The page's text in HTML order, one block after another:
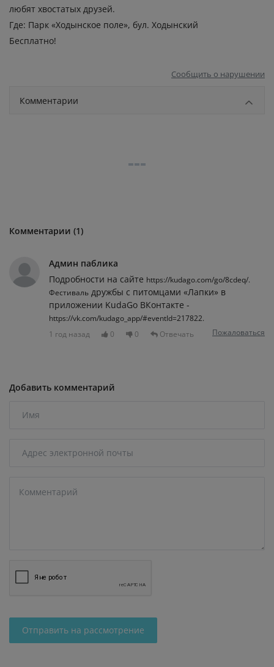
любят хвостатых друзей.
Где: Парк «Ходынское поле», бул. Ходынский
Бесплатно!
Сообщить о нарушении
Комментарии
Комментарии (1)
Админ паблика
Подробности на сайте https://kudago.com/go/8cdeq/.
Фестиваль дружбы с питомцами «Лапки» в
приложении KudaGo ВКонтакте -
https://vk.com/kudago_app/#eventId=217822.
1 год назад
0 0 Отвечать Пожаловаться
Добавить комментарий
Отправить на рассмотрение